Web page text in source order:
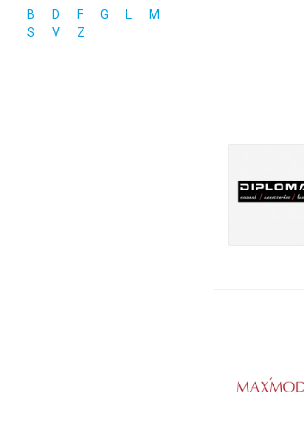
B D F G L
M
S
V Z